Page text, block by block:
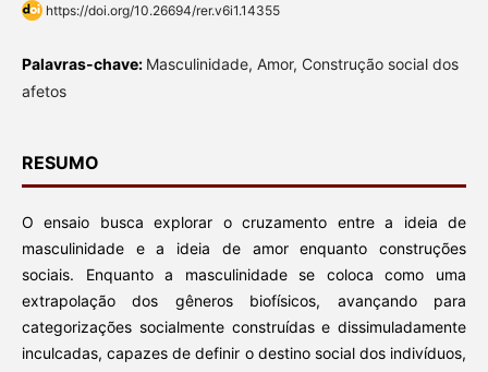
https://doi.org/10.26694/rer.v6i1.14355
Palavras-chave: Masculinidade, Amor, Construção social dos
afetos
RESUMO
O ensaio busca explorar o cruzamento entre a ideia de
masculinidade e a ideia de amor enquanto construções
sociais. Enquanto a masculinidade se coloca como uma
extrapolação dos gêneros biofísicos, avançando para
categorizações socialmente construídas e dissimuladamente
inculcadas, capazes de definir o destino social dos indivíduos,